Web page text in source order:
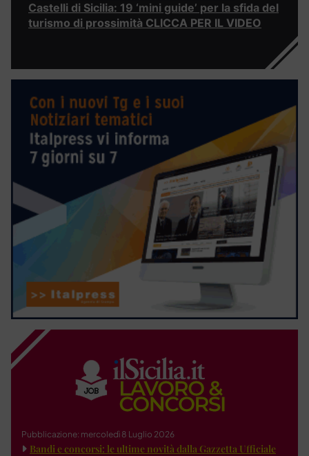
Castelli di Sicilia: 19 ‘mini guide’ per la sfida del
turismo di prossimità CLICCA PER IL VIDEO
Pubblicazione: mercoledì 8 Luglio 2026
Bandi e concorsi: le ultime novità dalla Gazzetta Ufficiale